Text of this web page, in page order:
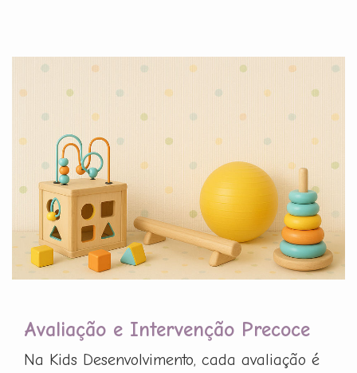
Avaliação e Intervenção Precoce
Na Kids Desenvolvimento, cada avaliação é